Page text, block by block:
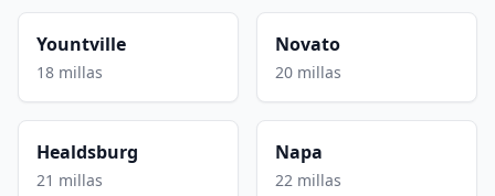
Yountville
18 millas
Novato
20 millas
Healdsburg
21 millas
Napa
22 millas